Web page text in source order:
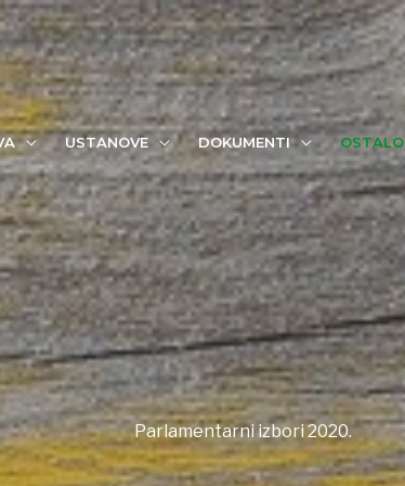
USTANOVE DOKUMENTI OSTALO
Parlamentarni izbori 2020.